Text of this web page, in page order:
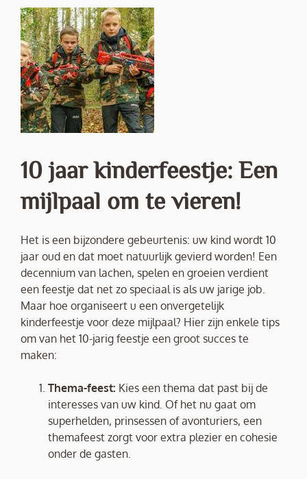
10 jaar kinderfeestje: Een
mijlpaal om te vieren!
Het is een bijzondere gebeurtenis: uw kind wordt 10
jaar oud en dat moet natuurlijk gevierd worden! Een
decennium van lachen, spelen en groeien verdient
een feestje dat net zo speciaal is als uw jarige job.
Maar hoe organiseert u een onvergetelijk
kinderfeestje voor deze mijlpaal? Hier zijn enkele tips
om van het 10-jarig feestje een groot succes te
maken:
Thema-feest: Kies een thema dat past bij de
interesses van uw kind. Of het nu gaat om
superhelden, prinsessen of avonturiers, een
themafeest zorgt voor extra plezier en cohesie
onder de gasten.